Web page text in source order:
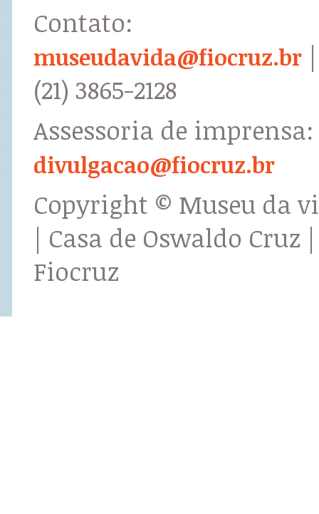
Contato:
museudavida@fiocruz.br |
(21) 3865-2128
Assessoria de imprensa:
divulgacao@fiocruz.br
Copyright © Museu da
| Casa de Oswaldo Cruz |
Fiocruz